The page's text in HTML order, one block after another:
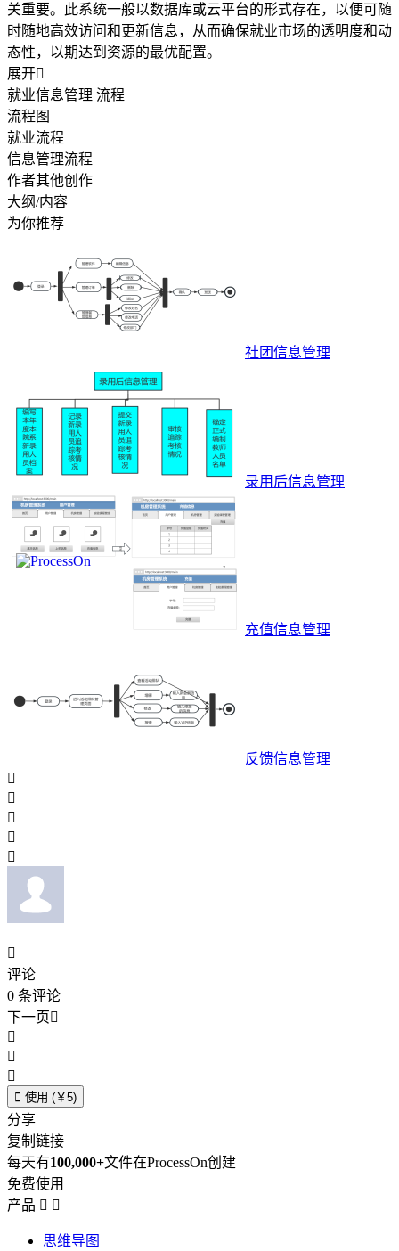
关重要。此系统一般以数据库或云平台的形式存在，以便可随
时随地高效访问和更新信息，从而确保就业市场的透明度和动
态性，以期达到资源的最优配置。
展开
就业信息管理 流程
流程图
就业流程
信息管理流程
作者其他创作
大纲/内容
为你推荐
社团信息管理
录用后信息管理
充值信息管理
反馈信息管理






评论
0 条评论
下一页



 使用 (￥5)
分享
复制链接
每天有100,000+文件在ProcessOn创建
免费使用
产品  
思维导图